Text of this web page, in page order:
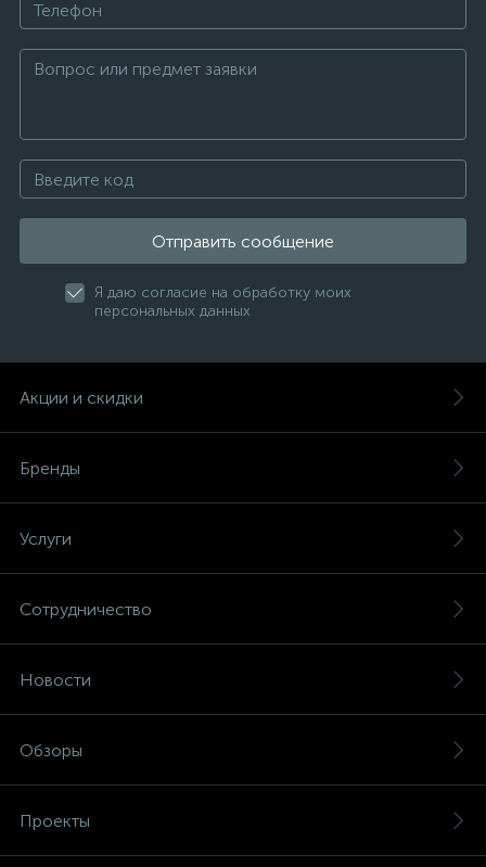
Отправить сообщение
Я даю согласие на обработку моих
персональных данных
Акции и скидки
Бренды
Услуги
Сотрудничество
Новости
Обзоры
Проекты